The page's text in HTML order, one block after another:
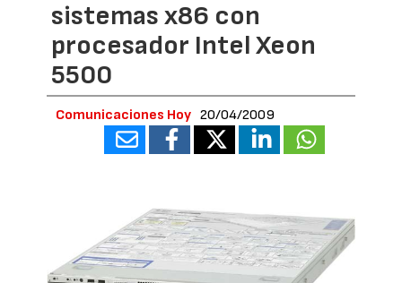
sistemas x86 con
procesador Intel Xeon
5500
Comunicaciones Hoy 20/04/2009